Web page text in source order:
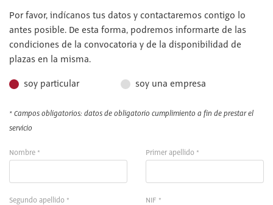
Por favor, indícanos tus datos y contactaremos contigo lo
antes posible. De esta forma, podremos informarte de las
condiciones de la convocatoria y de la disponibilidad de
plazas en la misma.
soy particular soy una empresa
* Campos obligatorios: datos de obligatorio cumplimiento a fin de prestar el
servicio
Nombre * Primer apellido *
Segundo apellido * NIF *